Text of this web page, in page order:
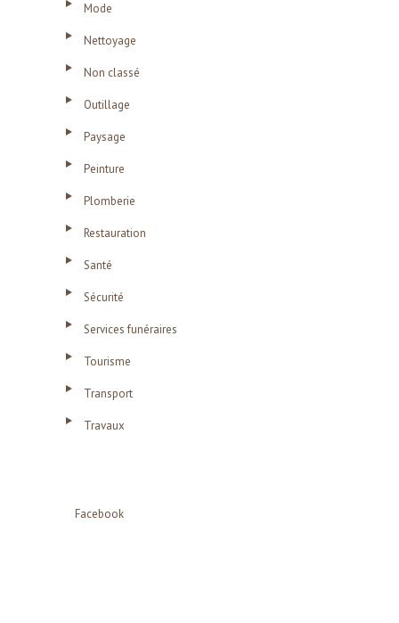
Mode
Nettoyage
Non classé
Outillage
Paysage
Peinture
Plomberie
Restauration
Santé
Sécurité
Services funéraires
Tourisme
Transport
Travaux
Facebook